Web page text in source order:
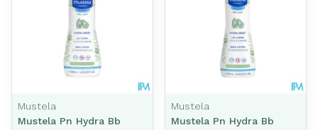
Mustela
Mustela Pn Hydra Bb
Mustela
Mustela Pn Hydra Bb